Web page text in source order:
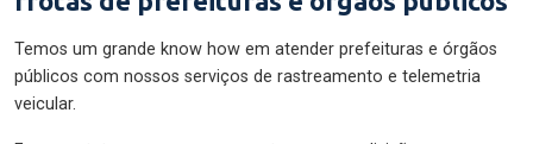
Temos um grande know how em atender prefeituras e órgãos
públicos com nossos serviços de rastreamento e telemetria
veicular.